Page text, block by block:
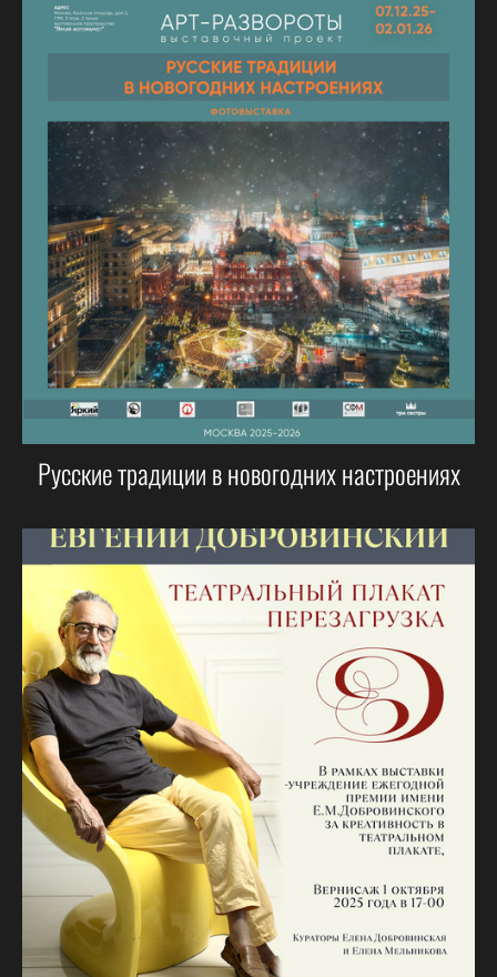
Русские традиции в новогодних настроениях